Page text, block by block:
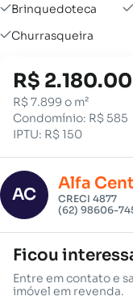
Brinquedoteca
Churrasqueira
R$
R$ 7.899 o m²
Condomínio: R$ 585
IPTU: R$ 150
AC
Alfa
CRECI 4877
(62) 98606-
Ficou
Entre em contato e
imóvel em revenda.